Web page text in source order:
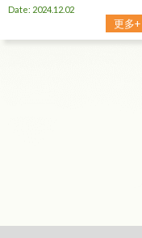
Date: 2024.12.02
更多+